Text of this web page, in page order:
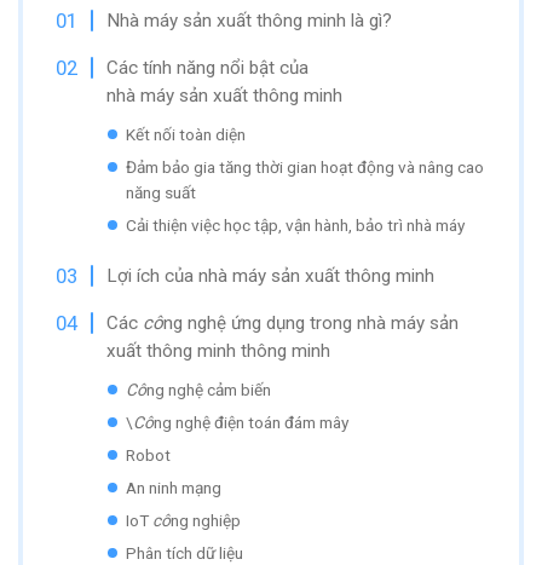
Nhà máy sản xuất thông minh là gì?
Các tính năng nổi bật của
nhà máy sản xuất thông minh
Kết nối toàn diện
Đảm bảo gia tăng thời gian hoạt động và nâng cao
năng suất
Cải thiện việc học tập, vận hành, bảo trì nhà máy
Lợi ích của nhà máy sản xuất thông minh
Các công nghệ ứng dụng trong nhà máy sản
xuất thông minh thông minh
Công nghệ cảm biến
\Công nghệ điện toán đám mây
Robot
An ninh mạng
IoT công nghiệp
Phân tích dữ liệu